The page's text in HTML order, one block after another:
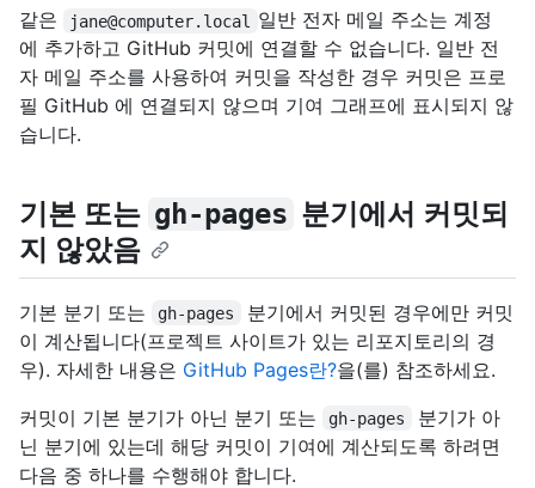
같은
jane@computer.local
일반 전자 메일 주소는 계정
에 추가하고 GitHub 커밋에 연결할 수 없습니다. 일반 전
자 메일 주소를 사용하여 커밋을 작성한 경우 커밋은 프로
필 GitHub 에 연결되지 않으며 기여 그래프에 표시되지 않
습니다.
기본 또는 gh-pages 분기에서 커밋되
지 않았음
기본 분기 또는 gh-pages
분기에서 커밋된 경우에만 커밋
이 계산됩니다(프로젝트 사이트가 있는 리포지토리의 경
우). 자세한 내용은 GitHub Pages란?을(를) 참조하세요.
커밋이 기본 분기가 아닌 분기 또는
gh-pages
분기가 아
닌 분기에 있는데 해당 커밋이 기여에 계산되도록 하려면
다음 중 하나를 수행해야 합니다.